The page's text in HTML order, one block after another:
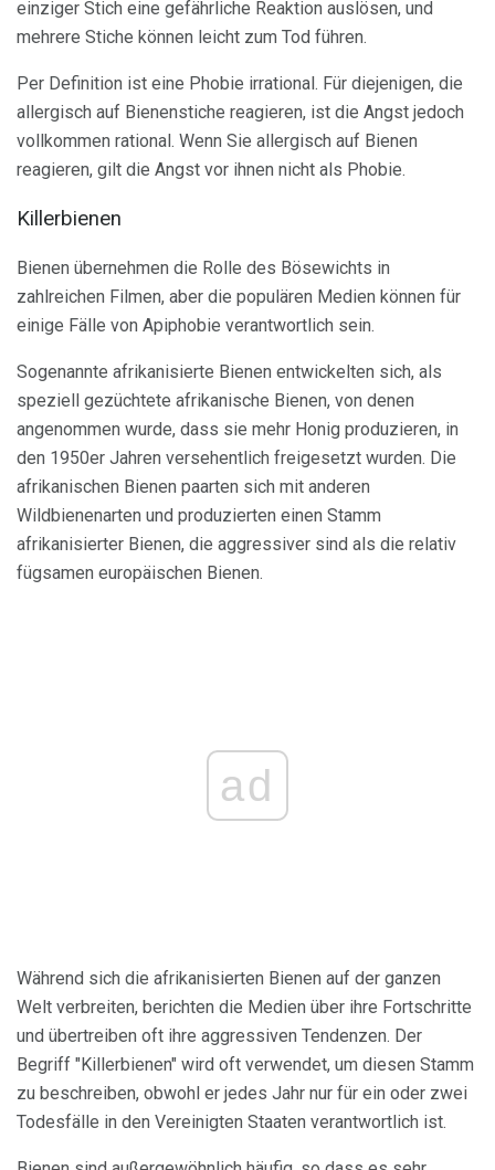
einziger Stich eine gefährliche Reaktion auslösen, und
mehrere Stiche können leicht zum Tod führen.
Per Definition ist eine Phobie irrational. Für diejenigen, die
allergisch auf Bienenstiche reagieren, ist die Angst jedoch
vollkommen rational. Wenn Sie allergisch auf Bienen
reagieren, gilt die Angst vor ihnen nicht als Phobie.
Killerbienen
Bienen übernehmen die Rolle des Bösewichts in
zahlreichen Filmen, aber die populären Medien können für
einige Fälle von Apiphobie verantwortlich sein.
Sogenannte afrikanisierte Bienen entwickelten sich, als
speziell gezüchtete afrikanische Bienen, von denen
angenommen wurde, dass sie mehr Honig produzieren, in
den 1950er Jahren versehentlich freigesetzt wurden. Die
afrikanischen Bienen paarten sich mit anderen
Wildbienenarten und produzierten einen Stamm
afrikanisierter Bienen, die aggressiver sind als die relativ
fügsamen europäischen Bienen.
ad
Während sich die afrikanisierten Bienen auf der ganzen
Welt verbreiten, berichten die Medien über ihre Fortschritte
und übertreiben oft ihre aggressiven Tendenzen. Der
Begriff "Killerbienen" wird oft verwendet, um diesen Stamm
zu beschreiben, obwohl er jedes Jahr nur für ein oder zwei
Todesfälle in den Vereinigten Staaten verantwortlich ist.